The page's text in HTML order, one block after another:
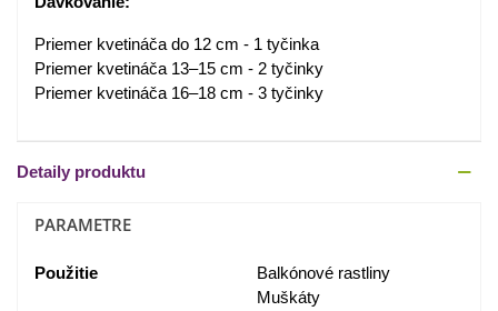
Priemer kvetináča do 12 cm - 1 tyčinka
Priemer kvetináča 13–15 cm - 2 tyčinky
Priemer kvetináča 16–18 cm - 3 tyčinky
Detaily produktu
PARAMETRE
Použitie
Balkónové rastliny
Muškáty